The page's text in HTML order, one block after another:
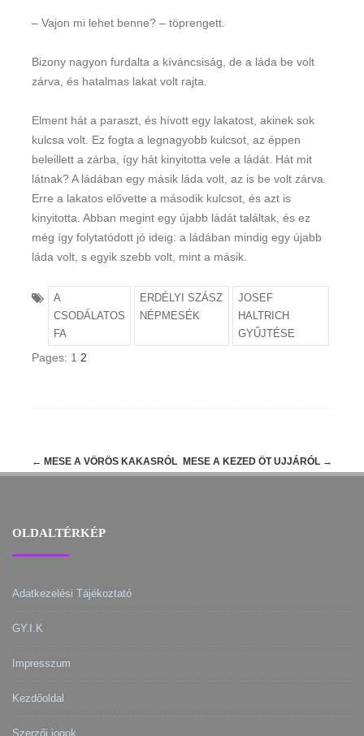
– Vajon mi lehet benne? – töprengett.
Bizony nagyon furdalta a kíváncsiság, de a láda be volt
zárva, és hatalmas lakat volt rajta.
Elment hát a paraszt, és hívott egy lakatost, akinek sok
kulcsa volt. Ez fogta a legnagyobb kulcsot, az éppen
beleillett a zárba, így hát kinyitotta vele a ládát. Hát mit
látnak? A ládában egy másik láda volt, az is be volt zárva.
Erre a lakatos elővette a második kulcsot, és azt is
kinyitotta. Abban megint egy újabb ládát találtak, és ez
még így folytatódott jó ideig: a ládában mindig egy újabb
láda volt, s egyik szebb volt, mint a másik.
A
CSODÁLATOS
FA
ERDÉLYI SZÁSZ
NÉPMESÉK
JOSEF
HALTRICH
GYŰJTÉSE
Pages: 1 2
Post
← MESE A VÖRÖS KAKASRÓL MESE A KEZED ÖT UJJÁRÓL →
OLDALTÉRKÉP
Adatkezelési Tájékoztató
GY.I.K
Impresszum
Kezdőoldal
Szerzői jogok